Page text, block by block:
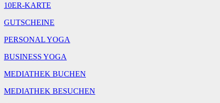
10ER-KARTE
GUTSCHEINE
PERSONAL YOGA
BUSINESS YOGA
MEDIATHEK BUCHEN
MEDIATHEK BESUCHEN